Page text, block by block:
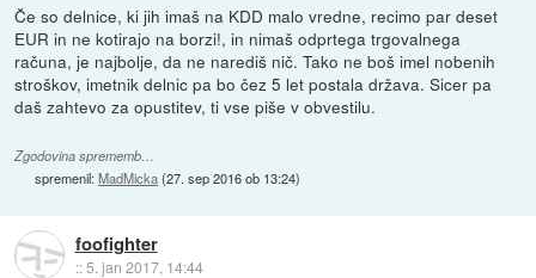
Če so delnice, ki jih imaš na KDD malo vredne, recimo par deset
EUR in ne kotirajo na borzi!, in nimaš odprtega trgovalnega
računa, je najbolje, da ne narediš nič. Tako ne boš imel nobenih
stroškov, imetnik delnic pa bo čez 5 let postala država. Sicer pa
daš zahtevo za opustitev, ti vse piše v obvestilu.
Zgodovina sprememb…
spremenil:MadMicka(27. sep 2016 ob 13:24)
foofighter
::5. jan 2017, 14:44